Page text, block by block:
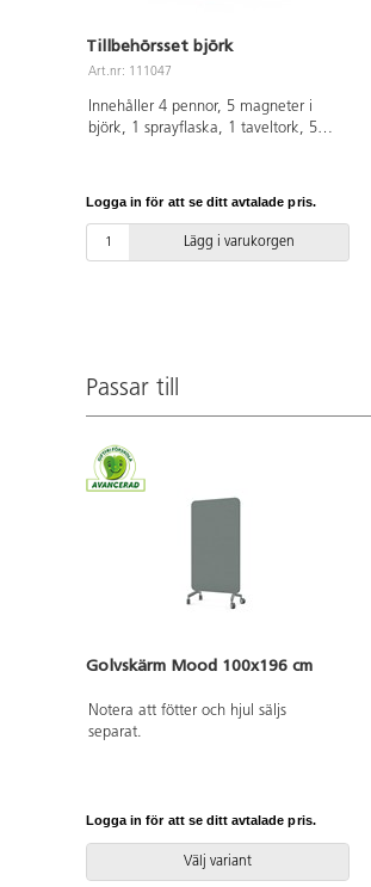
Tillbehörsset björk
Art.nr: 111047
Innehåller 4 pennor, 5 magneter i
björk, 1 sprayflaska, 1 taveltork, 5
Logga in för att se ditt avtalade pris.
Lägg i varukorgen
Passar till
Golvskärm Mood 100x196 cm
Notera att fötter och hjul säljs
separat.
Logga in för att se ditt avtalade pris.
Välj variant